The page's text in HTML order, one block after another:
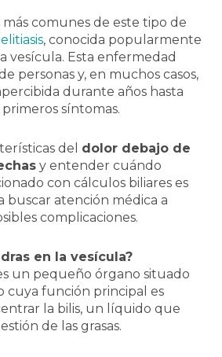
más comunes de este tipo de
, conocida popularmente
vesícula. Esta enfermedad
personas y, en muchos casos,
durante años hasta
síntomas.
del dolor debajo de
y entender cuándo
con cálculos biliares es
atención médica a
complicaciones.
en la vesícula?
un pequeño órgano situado
cuya función principal es
la bilis, un líquido que
de las grasas.